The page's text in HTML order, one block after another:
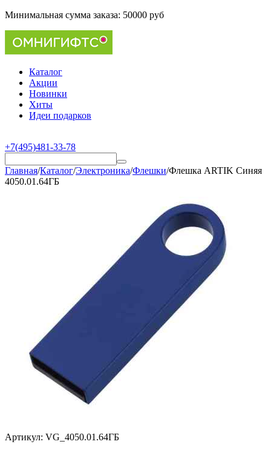
Минимальная сумма заказа: 50000 руб
Каталог
Акции
Новинки
Хиты
Идеи подарков
+7(495)481-33-78
Главная/Каталог/Электроника/Флешки/Флешка ARTIK Синяя
4050.01.64ГБ
Артикул: VG_4050.01.64ГБ